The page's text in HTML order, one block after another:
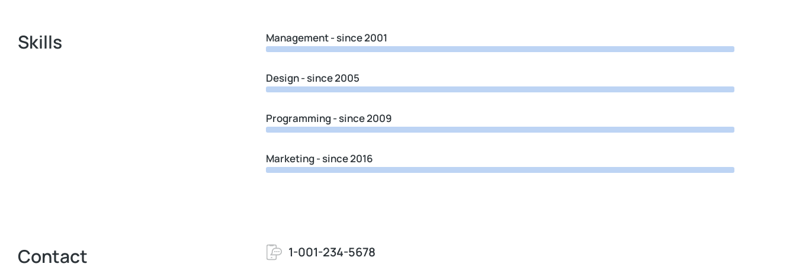
Skills Management - since 2001
Design - since 2005
Programming - since 2009
Marketing - since 2016
Contact 1-001-234-5678